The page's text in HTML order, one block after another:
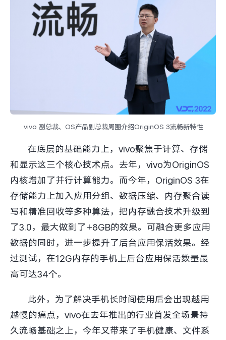
vivo 副总裁、OS产品副总裁周围介绍OriginOS 3流畅新特性
在底层的基础能力上，vivo聚焦于计算、存储
和显示这三个核心技术点。去年，vivo为OriginOS
内核增加了并行计算能力。而今年，OriginOS 3在
存储能力上加入应用分组、数据压缩、内存聚合读
写和精准回收等多种算法，把内存融合技术升级到
了3.0，最大做到了+8GB的效果。可融合更多应用
数据的同时，进一步提升了后台应用保活效果。经
过测试，在12G内存的手机上后台应用保活数量最
高可达34个。
此外，为了解决手机长时间使用后会出现越用
越慢的痛点，vivo在去年推出的行业首发全场景持
久流畅基础之上，今年又带来了手机健康、文件系